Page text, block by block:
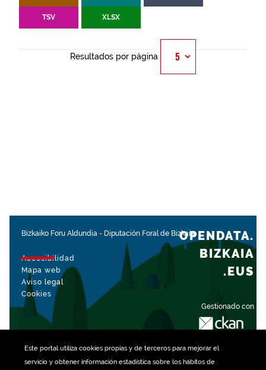
Este portal utiliza cookiespropias y de terceros para mejorar el
servicio y obtener información estadística sobre los hábitos de
TSV XLSX
Resultados por página
Bizkaiko Foru Aldundia - Diputación Foral de Bizkaia
Accesibilidad
Mapa web
Aviso legal
Cookies
Gestionado con
OPENDATA.
BIZKAIA
.EUS